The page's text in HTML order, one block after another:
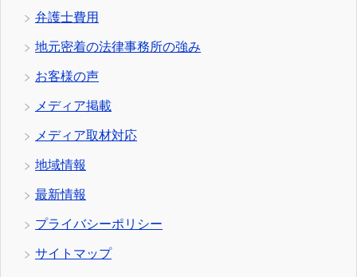
弁護士費用
地元密着の法律事務所の強み
お客様の声
メディア掲載
メディア取材対応
地域情報
最新情報
プライバシーポリシー
サイトマップ